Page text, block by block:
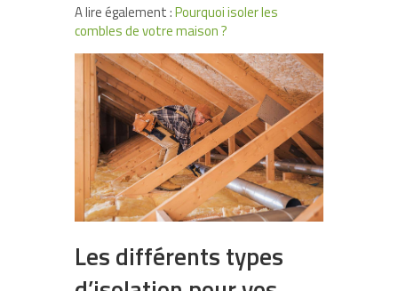
A lire également :Pourquoi isoler les
combles de votre maison ?
Les différents types